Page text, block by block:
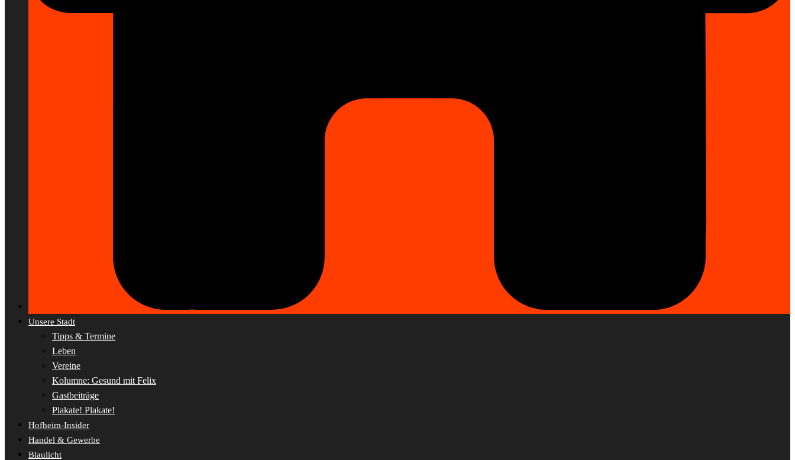
Unsere Stadt
Tipps & Termine
Leben
Vereine
Kolumne: Gesund mit Felix
Gastbeiträge
Plakate! Plakate!
Hofheim-Insider
Handel & Gewerbe
Blaulicht